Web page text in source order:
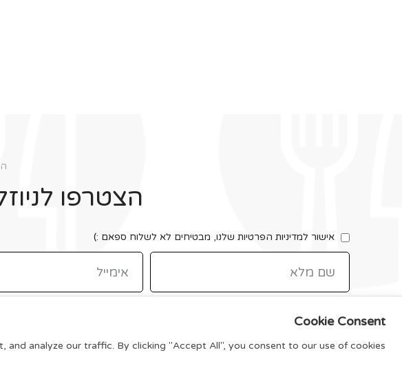
הצטרפו
אישור למדיניות הפרטיות שלנו, מבטיחים לא לשלוח ספאם :)
Cookie Consent
analyze our traffic. By clicking "Accept All", you consent to our use of cookies.